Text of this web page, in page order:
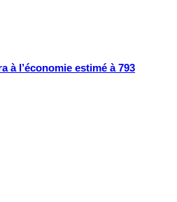
à l’économie estimé à 793